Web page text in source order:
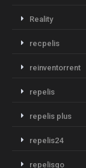
Reality
recpelis
reinventorrent
repelis
repelis plus
repelis24
repelisgo